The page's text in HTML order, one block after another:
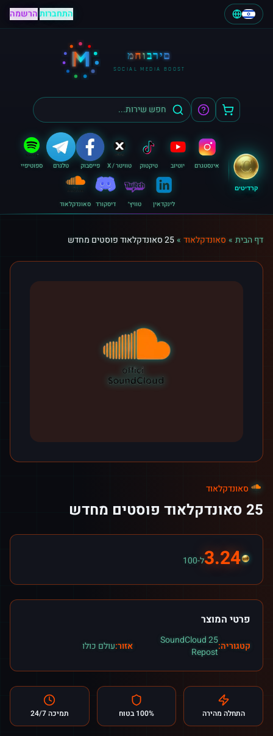
התחברות|הרשמה
M מחוברים
SOCIAL MEDIA BOOST
קרדיטים
אינסטגרם יוטיוב טיקטוק טוויטר / X פייסבוק טלגרם ספוטיפיי
לינקדאין טוויץ׳ דיסקורד סאונדקלאוד
דף הבית » סאונדקלאוד »25 סאונדקלאוד פוסטים מחדש
סאונדקלאוד
25 סאונדקלאוד פוסטים מחדש
3.24ל-100
פרטי המוצר
קטגוריה:
25 SoundCloud
Repost
אזור:עולם כולו
התחלה מהירה 100% בטוח תמיכה 24/7